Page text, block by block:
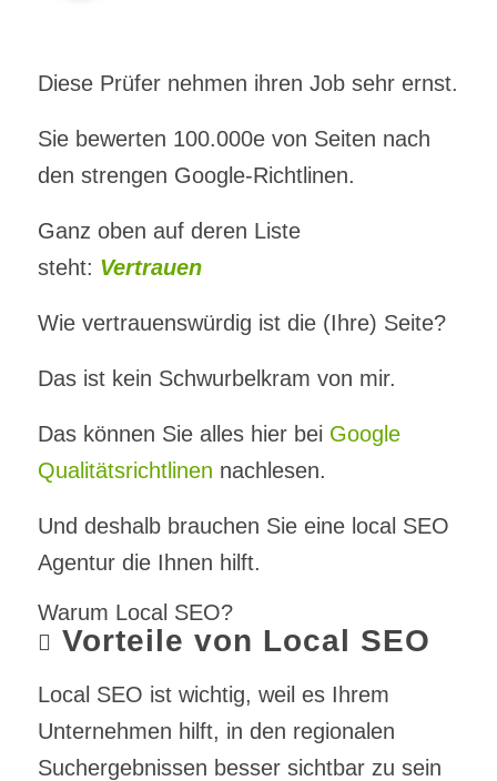
Diese Prüfer nehmen ihren Job sehr ernst.
Sie bewerten 100.000e von Seiten nach
den strengen Google-Richtlinen.
Ganz oben auf deren Liste
steht: Vertrauen
Wie vertrauenswürdig ist die (Ihre) Seite?
Das ist kein Schwurbelkram von mir.
Das können Sie alles hier bei Google
Qualitätsrichtlinen nachlesen.
Und deshalb brauchen Sie eine local SEO
Agentur die Ihnen hilft.
Warum Local SEO?
Vorteile von Local SEO
Local SEO ist wichtig, weil es Ihrem
Unternehmen hilft, in den regionalen
Suchergebnissen besser sichtbar zu sein